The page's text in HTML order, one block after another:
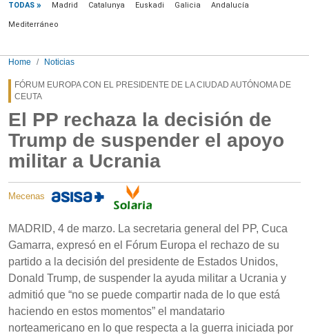
TODAS Madrid Catalunya Euskadi Galicia Andalucía
Mediterráneo
Home Noticias
FÓRUM EUROPA CON EL PRESIDENTE DE LA CIUDAD AUTÓNOMA DE
CEUTA
El PP rechaza la decisión de
Trump de suspender el apoyo
militar a Ucrania
Mecenas
MADRID, 4 de marzo. La secretaria general del PP, Cuca
Gamarra, expresó en el Fórum Europa el rechazo de su
partido a la decisión del presidente de Estados Unidos,
Donald Trump, de suspender la ayuda militar a Ucrania y
admitió que “no se puede compartir nada de lo que está
haciendo en estos momentos” el mandatario
norteamericano en lo que respecta a la guerra iniciada por